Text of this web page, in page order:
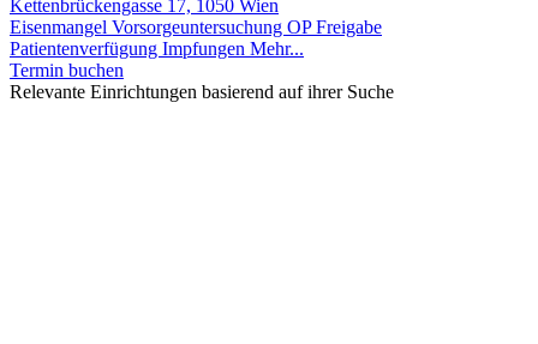
Kettenbrückengasse 17, 1050 Wien
Eisenmangel Vorsorgeuntersuchung OP Freigabe
Patientenverfügung Impfungen Mehr...
Termin buchen
Relevante Einrichtungen basierend auf ihrer Suche